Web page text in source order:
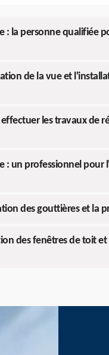
: la personne qualifiée
de la vue et
les travaux de
: un professionnel pour
des gouttières et la
des fenêtres de toit